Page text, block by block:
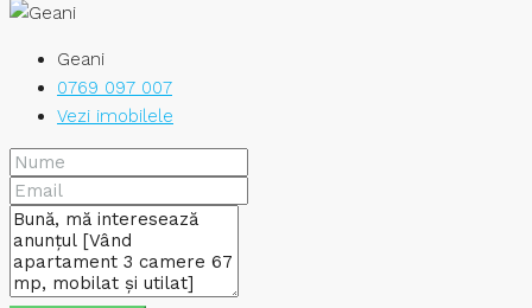
Geani
0769 097 007
Vezi imobilele